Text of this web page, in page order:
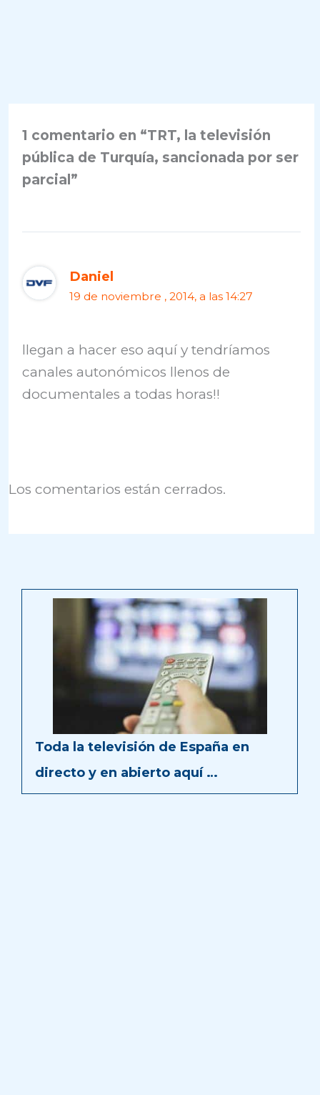
1 comentario en “TRT, la televisión
pública de Turquía, sancionada por ser
parcial”
Daniel
19 de noviembre , 2014, a las 14:27
llegan a hacer eso aquí y tendríamos
canales autonómicos llenos de
documentales a todas horas!!
Los comentarios están cerrados.
Toda la televisión de España en
directo y en abierto aquí …